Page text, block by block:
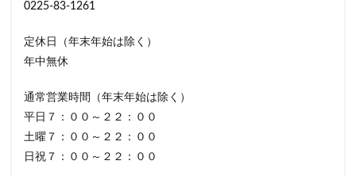
0225-83-1261
定休日（年末年始は除く）
年中無休
通常営業時間（年末年始は除く）
平日７：００～２２：００
土曜７：００～２２：００
日祝７：００～２２：００